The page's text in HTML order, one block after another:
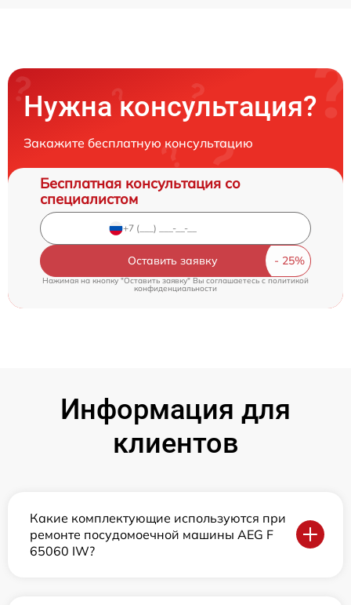
Нужна консультация?
Закажите бесплатную консультацию
Бесплатная консультация со
специалистом
Оставить заявку
Нажимая на кнопку "Оставить заявку" Вы соглашаетесь cполитикой
конфиденциальности
Информация для
клиентов
Какие комплектующие используются при
ремонте посудомоечной машины AEG F
65060 IW?